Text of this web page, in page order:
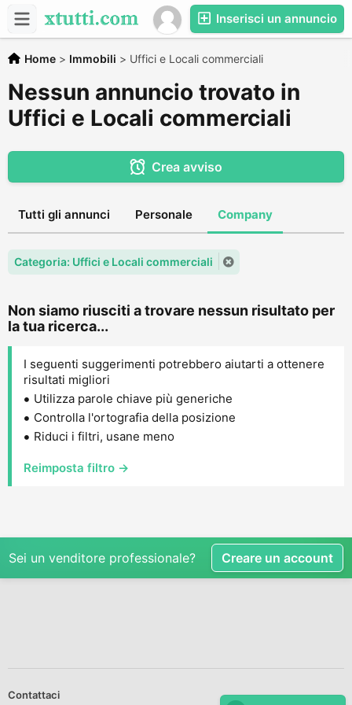
Inserisci un annuncio
Home > Immobili > Uffici e Locali commerciali
Nessun annuncio trovato in
Uffici e Locali commerciali
Crea avviso
Tutti gli annunci Personale Company
Categoria: Uffici e Locali commerciali
Non siamo riusciti a trovare nessun risultato per
la tua ricerca...
I seguenti suggerimenti potrebbero aiutarti a ottenere
risultati migliori
Utilizza parole chiave più generiche
Controlla l'ortografia della posizione
Riduci i filtri, usane meno
Reimposta filtro →
Sei un venditore professionale? Creare un account
Contattaci